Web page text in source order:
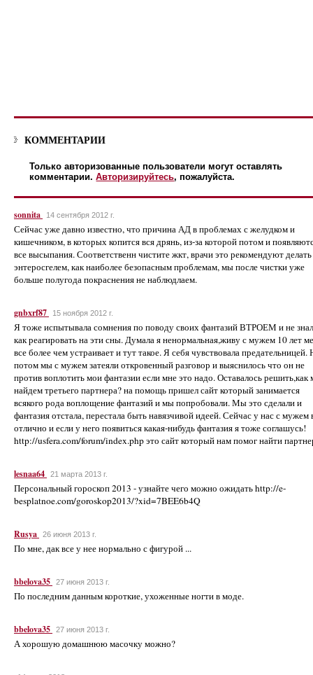
КОММЕНТАРИИ
Только авторизованные пользователи могут оставлять
комментарии.Авторизируйтесь, пожалуйста.
sonnita 14 сентября 2012 г.
Сейчас уже давно известно, что причина АД в проблемах с желудком и
кишечником, в которых копится вся дрянь, из-за которой потом и
все высыпания. Соответственн чистите жкт, врачи это рекомендуют делать
энтеросгелем, как наиболее безопасным проблемам, мы после чистки уже
больше полугода покраснения не наблюдлаем.
gnbxrf87 15 ноября 2012 г.
Я тоже испытывала сомнения по поводу своих фантазий ВТРОЕМ и не
как реагировать на эти сны. Думала я ненормальная,живу с мужем 10 лет
все более чем устраивает и тут такое. Я себя чувствовала предательницей.
потом мы с мужем затеяли откровенный разговор и выяснилось что он не
против воплотить мои фантазии если мне это надо. Оставалось решить,как
найдем третьего партнера? на помощь пришел сайт который занимается
всякого рода воплощение фантазий и мы попробовали. Мы это сделали и
фантазия отстала, перестала быть навязчивой идеей. Сейчас у нас с мужем
отлично и если у него появиться какая-нибудь фантазия я тоже соглашусь!
http://usfera.com/forum/index.php это сайт который нам помог найти
lesnaa64 21 марта 2013 г.
Персональный гороскоп 2013 - узнайте чего можно ожидать http://e-
besplatnoe.com/goroskop2013/?xid=7BEE6b4Q
Rusya 26 июня 2013 г.
По мне, дак все у нее нормально с фигурой ...
bbelova35 27 июня 2013 г.
По последним данным короткие, ухоженные ногти в моде.
bbelova35 27 июня 2013 г.
А хорошую домашнюю масочку можно?